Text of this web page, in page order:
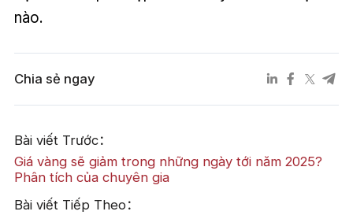
nào.
Chia sẻ ngay
Bài viết Trước：
Giá vàng sẽ giảm trong những ngày tới năm 2025?
Phân tích của chuyên gia
Bài viết Tiếp Theo：